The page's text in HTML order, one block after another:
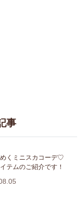
事
くミニスカコーデ♡
テムのご紹介です！